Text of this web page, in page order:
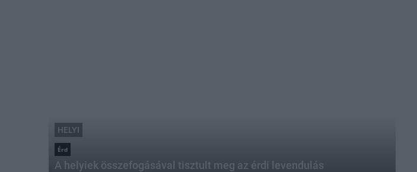
HELYI
Érd
A helyiek összefogásával tisztult meg az érdi levendulás